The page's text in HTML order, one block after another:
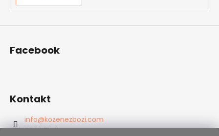
Facebook
Kontakt
info@kozenezbozi.com
381281747